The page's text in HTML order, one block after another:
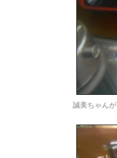
誠美ちゃん